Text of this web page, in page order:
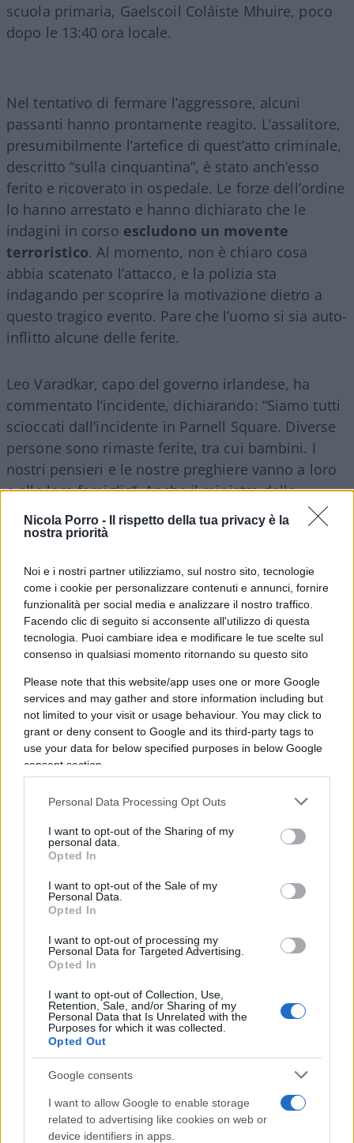
Nicola Porro -
Il rispetto della tua privacy è la
nostra priorità
Noi e i nostri partner utilizziamo, sul nostro sito, tecnologie
come i cookie per personalizzare contenuti e annunci, fornire
funzionalità per social media e analizzare il nostro traffico.
Facendo clic di seguito si acconsente all'utilizzo di questa
tecnologia. Puoi cambiare idea e modificare le tue scelte sul
consenso in qualsiasi momento ritornando su questo sito
Please note that this website/app uses one or more Google
services and may gather and store information including but
not limited to your visit or usage behaviour. You may click to
grant or deny consent to Google and its third-party tags to
use your data for below specified purposes in below Google
consent section.
Personal Data Processing Opt Outs
I want to opt-out of the Sharing of my
personal data.
Opted In
I want to opt-out of the Sale of my
Personal Data.
Opted In
I want to opt-out of processing my
Personal Data for Targeted Advertising.
Opted In
I want to opt-out of Collection, Use,
Retention, Sale, and/or Sharing of my
Personal Data that Is Unrelated with the
Purposes for which it was collected.
Opted Out
Google consents
I want to allow Google to enable storage
related to advertising like cookies on web or
device identifiers in apps.
scuola primaria, Gaelscoil Coláiste Mhuire, poco
dopo le 13:40 ora locale.
Nel tentativo di fermare l’aggressore, alcuni
passanti hanno prontamente reagito. L’assalitore,
presumibilmente l’artefice di quest’atto criminale,
descritto “sulla cinquantina”, è stato anch’esso
ferito e ricoverato in ospedale. Le forze dell’ordine
lo hanno arrestato e hanno dichiarato che le
indagini in corso escludono un movente
terroristico. Al momento, non è chiaro cosa
abbia scatenato l’attacco, e la polizia sta
indagando per scoprire la motivazione dietro a
questo tragico evento. Pare che l’uomo si sia auto-
inflitto alcune delle ferite.
Leo Varadkar, capo del governo irlandese, ha
commentato l’incidente, dichiarando: “Siamo tutti
scioccati dall’incidente in Parnell Square. Diverse
persone sono rimaste ferite, tra cui bambini. I
nostri pensieri e le nostre preghiere vanno a loro
e alle loro famiglie”. Anche il ministro della
Giustizia irlandese,
Helen McEntee
, ha espresso
il suo sconcerto, sottolineando l’innocenza delle
spaventoso attacco contro tre bambini innocenti e
una donna”.
l’attentatore sarebbero stati alcuni passanti che
avrebbero bloccato l’uomo, lo avrebbero
disarmato e avrebbero gettato via il coltello. Una
donna sulla trentina è ricoverata in gravi
condizioni. Anche il bambino di 5 anni ferito è
ricoverato in gravi condizioni.
Al momento, non ci sono informazioni ufficiali
riguardo all’ identità dell’aggressore
condiviso da Active Patriot, un account su Twitter,
sostiene che gli attacchi sarebbero opera di un
fonti ufficiali” che si tratta “di un cittadino
algerino”.
In serata sono scoppiare le proteste. Alcuni
hooligan hanno attaccato la polizia che ha dovuto
chiamare i colleghi in tenuta anti sommossa.
Alcune auto sono state bruciate. Non è chiaro
ancora il motivo delle proteste.